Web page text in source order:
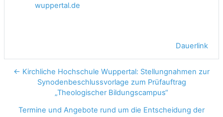
wuppertal.de
Dauerlink
← Kirchliche Hochschule Wuppertal: Stellungnahmen zur
Synodenbeschlussvorlage zum Prüfauftrag
„Theologischer Bildungscampus“
Termine und Angebote rund um die Entscheidung der